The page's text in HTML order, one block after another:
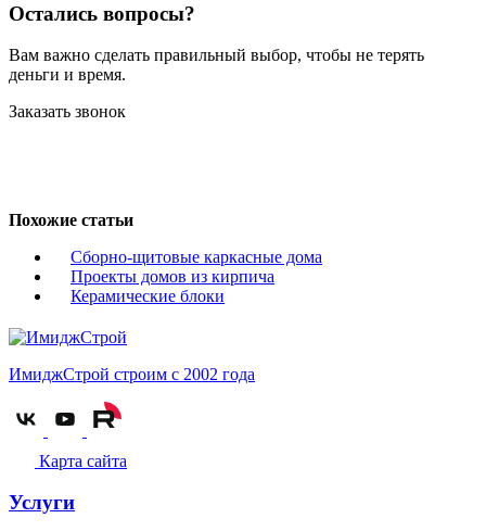
Остались вопросы?
Вам важно сделать правильный выбор, чтобы не терять
деньги и время.
Заказать звонок
Похожие статьи
Сборно-щитовые каркасные дома
Проекты домов из кирпича
Керамические блоки
ИмиджСтрой строим с 2002 года
Карта сайта
Услуги